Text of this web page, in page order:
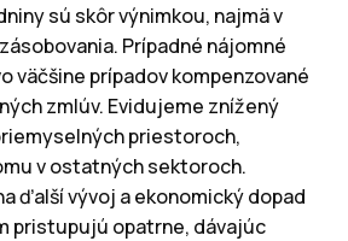
sú skôr výnimkou, najmä v
Prípadné nájomné
väčšine prípadov kompenzované
zmlúv. Evidujeme znížený
priestoroch,
v ostatných sektoroch.
ďalší vývoj a ekonomický dopad
pristupujú opatrne, dávajúc